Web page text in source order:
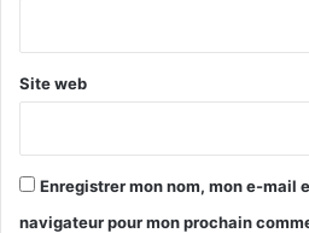
p
a
u
Site web
Enregistrer mon nom, mon e-mail
navigateur pour mon prochain